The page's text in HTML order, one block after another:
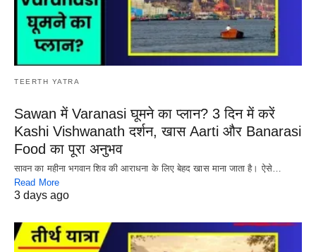
TEERTH YATRA
Sawan में Varanasi घूमने का प्लान? 3 दिन में करें
Kashi Vishwanath दर्शन, खास Aarti और Banarasi
Food का पूरा अनुभव
सावन का महीना भगवान शिव की आराधना के लिए बेहद खास माना जाता है। ऐसे…
Read More
3 days ago